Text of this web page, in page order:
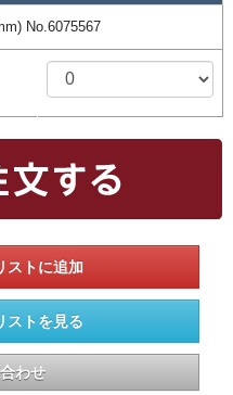
No.6075567
ストを見る
わせ